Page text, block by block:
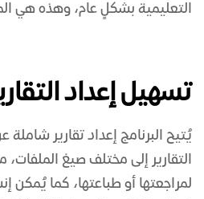
التعليمية بشكلٍ عام، وهذه هي
تسهيل إعداد
يُتيح البرنامج إعداد تقارير
لمراجعتها أو طباعتها، كما يُمكن